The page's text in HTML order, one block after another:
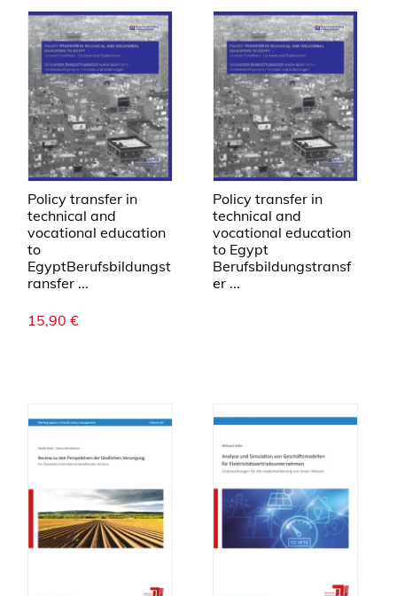
Policy transfer in
technical and
vocational education
to
EgyptBerufsbildungst
ransfer ...
15,90 €
Policy transfer in
technical and
vocational education
to Egypt
Berufsbildungstransf
er ...